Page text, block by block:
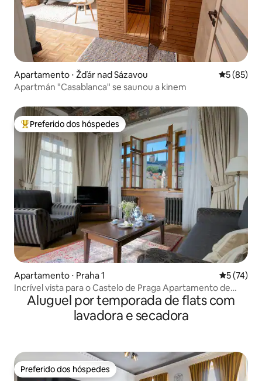
Apartamento ⋅ Žďár nad Sázavou 5 de uma
5 (85)
Apartmán "Casablanca" se saunou a kinem
Entre os melhores preferidos dos hóspedes
Preferido dos hóspedes
Apartamento ⋅ Praha 1 5 de uma
5 (74)
Incrível vista para o Castelo de Praga Apartamento de
dois quartos
Aluguel por temporada de flats com
lavadora e secadora
Preferido dos hóspedes
Preferido dos hóspedes